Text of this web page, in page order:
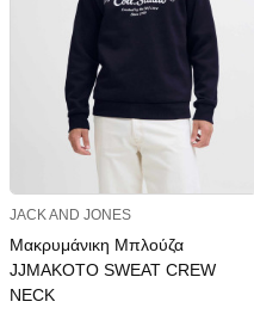
JACK AND JONES
Μακρυμάνικη Μπλούζα
JJMAKOTO SWEAT CREW
NECK